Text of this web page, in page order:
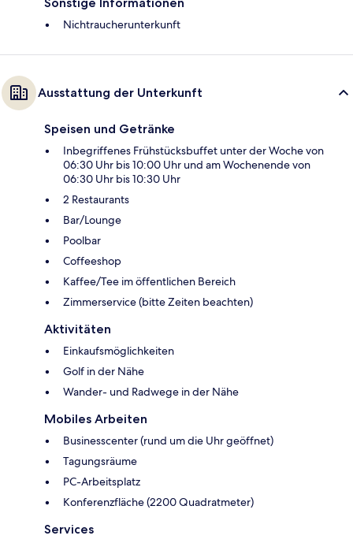
Nichtraucherunterkunft
Ausstattung der Unterkunft
Speisen und Getränke
Inbegriffenes Frühstücksbuffet unter der Woche von
06:30 Uhr bis 10:00 Uhr und am Wochenende von
06:30 Uhr bis 10:30 Uhr
2 Restaurants
Bar/Lounge
Poolbar
Coffeeshop
Kaffee/Tee im öffentlichen Bereich
Zimmerservice (bitte Zeiten beachten)
Aktivitäten
Einkaufsmöglichkeiten
Golf in der Nähe
Wander- und Radwege in der Nähe
Mobiles Arbeiten
Businesscenter (rund um die Uhr geöffnet)
Tagungsräume
PC-Arbeitsplatz
Konferenzfläche (2200 Quadratmeter)
Services